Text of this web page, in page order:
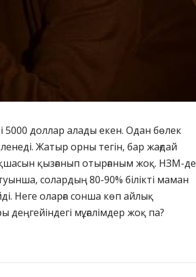
5000 доллар алады екен. Одан бөлек
Жатыр орны тегін, бар жағдай
қызғанып отырғаным жоқ. НЗМ-де
солардың 80-90% білікті маман
Неге оларға сонша көп айлық
деңгейіндегі мұғалімдер жоқ па?